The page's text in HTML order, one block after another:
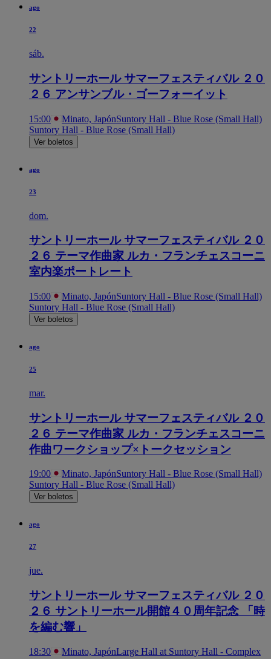
ago
22
sáb.
サントリーホール サマーフェスティバル ２０
２６ アンサンブル・ゴーフォーイット
15:00 Minato, JapónSuntory Hall - Blue Rose (Small Hall)
Suntory Hall - Blue Rose (Small Hall)
Ver boletos
ago
23
dom.
サントリーホール サマーフェスティバル ２０
２６ テーマ作曲家 ルカ・フランチェスコーニ
室内楽ポートレート
15:00 Minato, JapónSuntory Hall - Blue Rose (Small Hall)
Suntory Hall - Blue Rose (Small Hall)
Ver boletos
ago
25
mar.
サントリーホール サマーフェスティバル ２０
２６ テーマ作曲家 ルカ・フランチェスコーニ
作曲ワークショップ×トークセッション
19:00 Minato, JapónSuntory Hall - Blue Rose (Small Hall)
Suntory Hall - Blue Rose (Small Hall)
Ver boletos
ago
27
jue.
サントリーホール サマーフェスティバル ２０
２６ サントリーホール開館４０周年記念 「時
を編む響」
18:30 Minato, JapónLarge Hall at Suntory Hall - Complex